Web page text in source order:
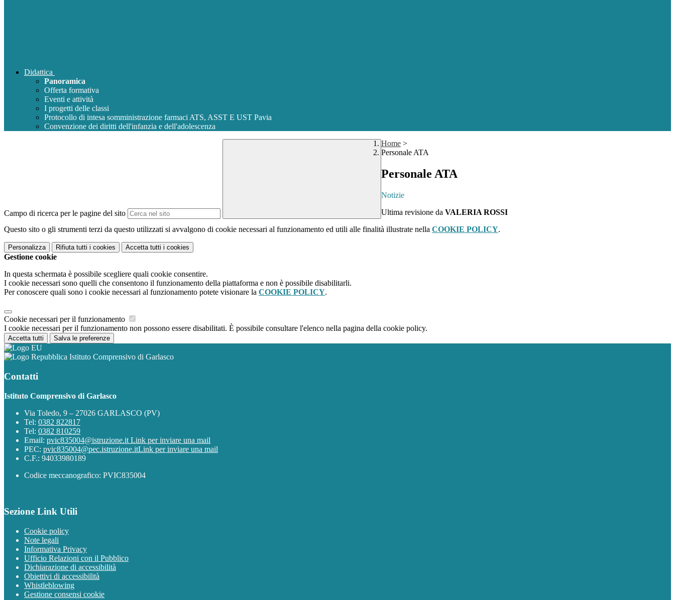
Didattica
Panoramica
Offerta formativa
Eventi e attività
I progetti delle classi
Protocollo di intesa somministrazione farmaci ATS, ASST E UST Pavia
Convenzione dei diritti dell'infanzia e dell'adolescenza
Campo di ricerca per le pagine del sito
Home >
Personale ATA
Personale ATA
Notizie
Ultima revisione da VALERIA ROSSI
Questo sito o gli strumenti terzi da questo utilizzati si avvalgono di cookie necessari al funzionamento ed utili alle finalità illustrate nella COOKIE POLICY.
Personalizza Rifiuta tutti i cookies Accetta tutti i cookies
Gestione cookie
In questa schermata è possibile scegliere quali cookie consentire.
I cookie necessari sono quelli che consentono il funzionamento della piattaforma e non è possibile disabilitarli.
Per conoscere quali sono i cookie necessari al funzionamento potete visionare la COOKIE POLICY.
Cookie necessari per il funzionamento
I cookie necessari per il funzionamento non possono essere disabilitati. È possibile consultare l'elenco nella pagina della cookie policy.
Accetta tutti Salva le preferenze
Istituto Comprensivo di Garlasco
Contatti
Istituto Comprensivo di Garlasco
Via Toledo, 9 – 27026 GARLASCO (PV)
Tel: 0382 822817
Tel: 0382 810259
Email: pvic835004@istruzione.it Link per inviare una mail
PEC: pvic835004@pec.istruzione.itLink per inviare una mail
C.F.: 94033980189
Codice meccanografico: PVIC835004
Sezione Link Utili
Cookie policy
Note legali
Informativa Privacy
Ufficio Relazioni con il Pubblico
Dichiarazione di accessibilità
Obiettivi di accessibilità
Whistleblowing
Gestione consensi cookie